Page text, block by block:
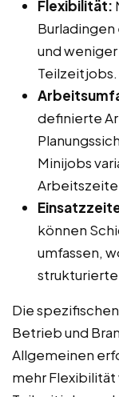
Flexibilität:
und
Teilzeitjobs.
definierte
Minijobs
können
umfassen,
Die
Betrieb und
Allgemeinen
mehr